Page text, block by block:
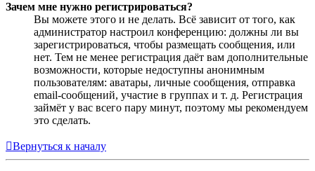
Зачем мне нужно регистрироваться?
Вы можете этого и не делать. Всё зависит от того, как
администратор настроил конференцию: должны ли вы
зарегистрироваться, чтобы размещать сообщения, или
нет. Тем не менее регистрация даёт вам дополнительные
возможности, которые недоступны анонимным
пользователям: аватары, личные сообщения, отправка
email-сообщений, участие в группах и т. д. Регистрация
займёт у вас всего пару минут, поэтому мы рекомендуем
это сделать.
Вернуться к началу